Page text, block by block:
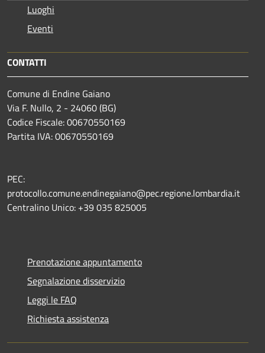
Luoghi
Eventi
CONTATTI
Comune di Endine Gaiano
Via F. Nullo, 2 - 24060 (BG)
Codice Fiscale: 00670550169
Partita IVA: 00670550169
PEC:
protocollo.comune.endinegaiano@pec.regione.lombardia.it
Centralino Unico: +39 035 825005
Prenotazione appuntamento
Segnalazione disservizio
Leggi le FAQ
Richiesta assistenza